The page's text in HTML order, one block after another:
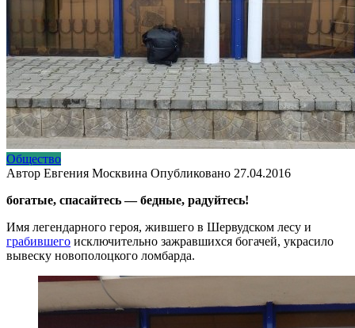
Общество
Автор Евгения Москвина Опубликовано 27.04.2016
богатые, спасайтесь — бедные, радуйтесь!
Имя легендарного героя, жившего в Шервудском лесу и
грабившего исключительно зажравшихся богачей, украсило
вывеску новополоцкого ломбарда.